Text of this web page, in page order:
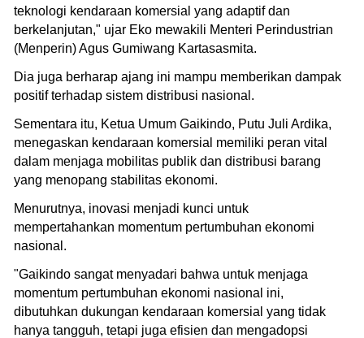
teknologi kendaraan komersial yang adaptif dan
berkelanjutan," ujar Eko mewakili Menteri Perindustrian
(Menperin) Agus Gumiwang Kartasasmita.
Dia juga berharap ajang ini mampu memberikan dampak
positif terhadap sistem distribusi nasional.
Sementara itu, Ketua Umum Gaikindo, Putu Juli Ardika,
menegaskan kendaraan komersial memiliki peran vital
dalam menjaga mobilitas publik dan distribusi barang
yang menopang stabilitas ekonomi.
Menurutnya, inovasi menjadi kunci untuk
mempertahankan momentum pertumbuhan ekonomi
nasional.
"Gaikindo sangat menyadari bahwa untuk menjaga
momentum pertumbuhan ekonomi nasional ini,
dibutuhkan dukungan kendaraan komersial yang tidak
hanya tangguh, tetapi juga efisien dan mengadopsi